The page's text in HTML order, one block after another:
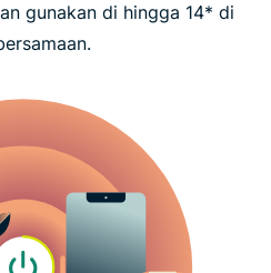
gunakan di hingga 14* di